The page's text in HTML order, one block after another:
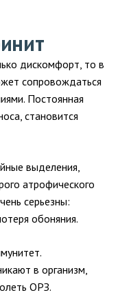
дискомфорт, то в
сопровождаться
Постоянная
становится
выделения,
атрофического
серьезны:
обоняния.
в организм,
ОРЗ.